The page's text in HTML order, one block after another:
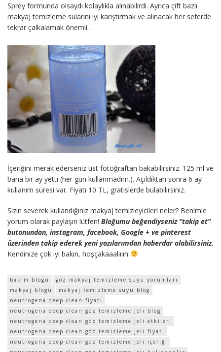
Sprey formunda olsaydı kolaylıkla alınabilirdi. Ayrıca çift bazlı
makyaj temizleme sularını iyi karıştırmak ve alınacak her seferde
tekrar çalkalamak önemli…
İçeriğini merak ederseniz üst fotoğraftan bakabilirsiniz. 125 ml ve
bana bir ay yetti (her gün kullanmadım.). Açıldıktan sonra 6 ay
kullanım süresi var. Fiyatı 10 TL, gratislerde bulabilirsiniz.
Sizin severek kullandığınız makyaj temizleyicileri neler? Benimle
yorum olarak paylaşın lütfen! Bloğumu beğendiyseniz “takip et”
butonundan, instagram, facebook, Google + ve pinterest
üzerinden takip ederek yeni yazılarımdan haberdar olabilirsiniz.
Kendinize çok iyi bakın, hoşçakaaalıııın
bakım blogu
göz makyaj temizleme suyu yorumları
makyaj blogu
makyaj temizleme suyu blog
neutrogena deep clean fiyatı
neutrogena deep clean göz temizleme jeli blog
neutrogena deep clean göz temizleme jeli etkileri
neutrogena deep clean göz temizleme jeli fiyatı
neutrogena deep clean göz temizleme jeli içeriği